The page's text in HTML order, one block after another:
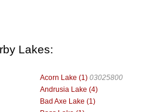
Lakes:
Acorn Lake (1) 03025800
Andrusia Lake (4)
Bad Axe Lake (1)